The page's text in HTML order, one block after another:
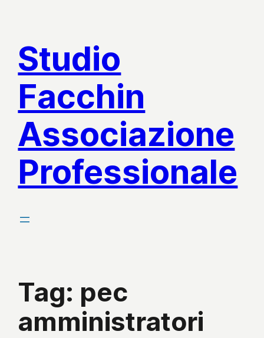
contenuto
Studio
Facchin
Associazione
Professionale
Tag: pec
amministratori